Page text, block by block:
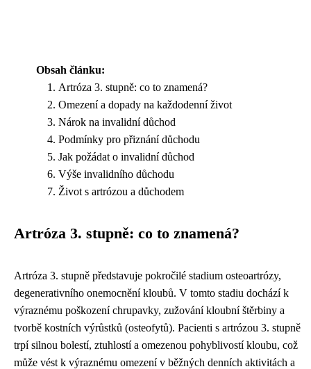
Obsah článku:
Artróza 3. stupně: co to znamená?
Omezení a dopady na každodenní život
Nárok na invalidní důchod
Podmínky pro přiznání důchodu
Jak požádat o invalidní důchod
Výše invalidního důchodu
Život s artrózou a důchodem
Artróza 3. stupně: co to znamená?
Artróza 3. stupně představuje pokročilé stadium osteoartrózy,
degenerativního onemocnění kloubů. V tomto stadiu dochází k
výraznému poškození chrupavky, zužování kloubní štěrbiny a
tvorbě kostních výrůstků (osteofytů). Pacienti s artrózou 3. stupně
trpí silnou bolestí, ztuhlostí a omezenou pohyblivostí kloubu, což
může vést k výraznému omezení v běžných denních aktivitách a